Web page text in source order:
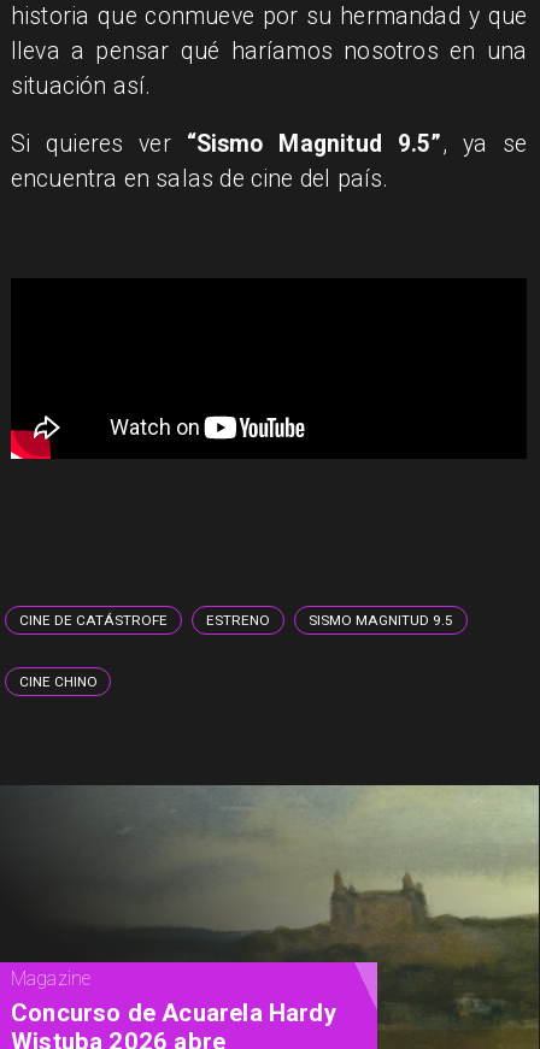
historia que conmueve por su hermandad y que
lleva a pensar qué haríamos nosotros en una
situación así.
Si quieres ver “Sismo Magnitud 9.5”, ya se
encuentra en salas de cine del país.
CINE DE CATÁSTROFE ESTRENO SISMO MAGNITUD 9.5
CINE CHINO
Cine
"Diamanti": una carta de amor al